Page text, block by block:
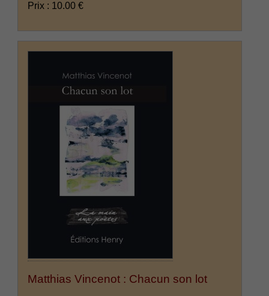
Prix : 10.00 €
Matthias Vincenot : Chacun son lot